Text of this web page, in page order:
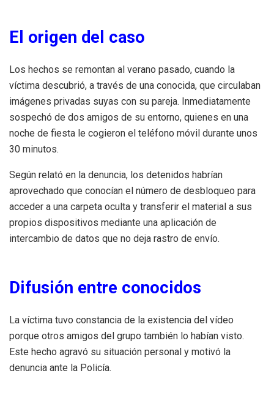
El origen del caso
Los hechos se remontan al verano pasado, cuando la
víctima descubrió, a través de una conocida, que circulaban
imágenes privadas suyas con su pareja. Inmediatamente
sospechó de dos amigos de su entorno, quienes en una
noche de fiesta le cogieron el teléfono móvil durante unos
30 minutos.
Según relató en la denuncia, los detenidos habrían
aprovechado que conocían el número de desbloqueo para
acceder a una carpeta oculta y transferir el material a sus
propios dispositivos mediante una aplicación de
intercambio de datos que no deja rastro de envío.
Difusión entre conocidos
La víctima tuvo constancia de la existencia del vídeo
porque otros amigos del grupo también lo habían visto.
Este hecho agravó su situación personal y motivó la
denuncia ante la Policía.